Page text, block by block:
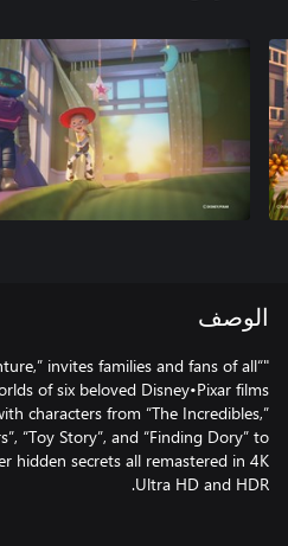
الوصف
invites families and fans of all
of six beloved Disney•Pixar films
characters from “The Incredibles,”
“Toy Story”, and “Finding Dory” to
hidden secrets all remastered in 4K